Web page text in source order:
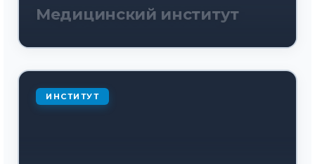
Медицинский институт
ИНСТИТУТ